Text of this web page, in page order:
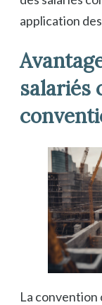
application
salariés
La convention